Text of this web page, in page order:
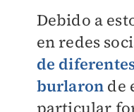
Debido a
en redes
de
burlaron de
particular